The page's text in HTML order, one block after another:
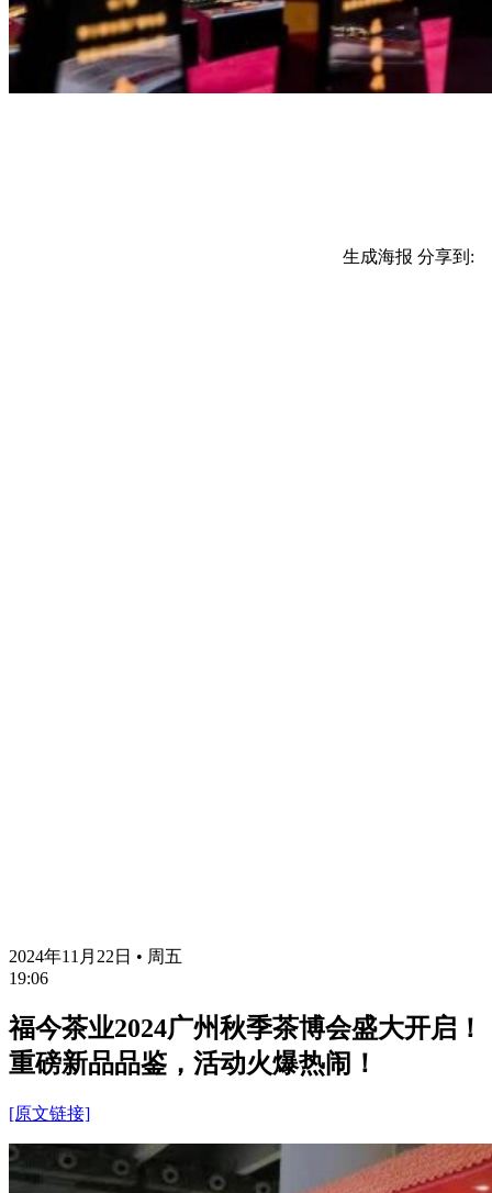
生成海报 分享到:
2024年11月22日 • 周五
19:06
福今茶业2024广州秋季茶博会盛大开启！
重磅新品品鉴，活动火爆热闹！
[原文链接]